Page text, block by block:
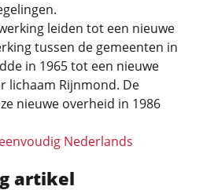
leiden tot een nieuwe
tussen de gemeenten in
in 1965 tot een nieuwe
lichaam Rijnmond. De
nieuwe overheid in 1986
Nederlands
artikel